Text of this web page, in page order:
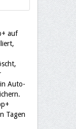
auf
Auto-
Tagen